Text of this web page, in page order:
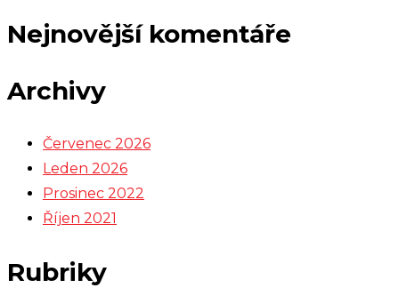
Nejnovější komentáře
Archivy
Červenec 2026
Leden 2026
Prosinec 2022
Říjen 2021
Rubriky